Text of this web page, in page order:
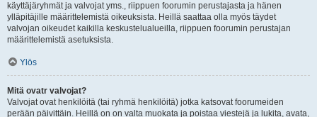
käyttäjäryhmät ja valvojat yms., riippuen foorumin perustajasta ja hänen
ylläpitäjille määrittelemistä oikeuksista. Heillä saattaa olla myös täydet
valvojan oikeudet kaikilla keskustelualueilla, riippuen foorumin perustajan
määrittelemistä asetuksista.
Ylös
Mitä ovatr valvojat?
Valvojat ovat henkilöitä (tai ryhmä henkilöitä) jotka katsovat foorumeiden
perään päivittäin. Heillä on on valta muokata ja poistaa viestejä ja lukita, avata,